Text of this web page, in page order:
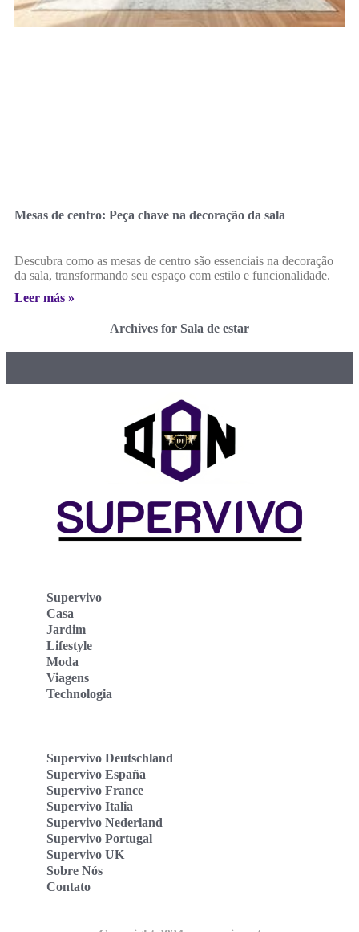
Mesas de centro: Peça chave na decoração da sala
Descubra como as mesas de centro são essenciais na decoração
da sala, transformando seu espaço com estilo e funcionalidade.
Leer más »
Archives for Sala de estar
Supervivo
Casa
Jardim
Lifestyle
Moda
Viagens
Technologia
Supervivo Deutschland
Supervivo España
Supervivo France
Supervivo Italia
Supervivo Nederland
Supervivo Portugal
Supervivo UK
Sobre Nós
Contato